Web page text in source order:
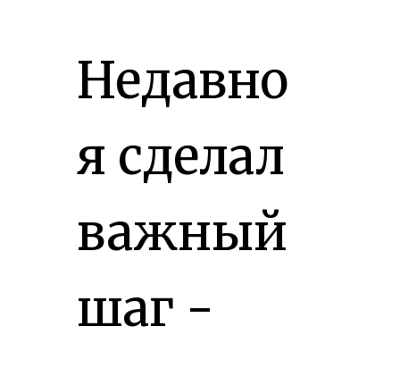
Недавно
я сделал
важный
шаг -